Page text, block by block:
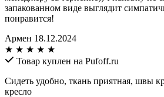
запакованном виде выглядит
понравится!
Армен 18.12.2024
★ ★ ★ ★ ★
Товар куплен на Pufoff.ru
Сидеть удобно, ткань приятная, швы
кресло